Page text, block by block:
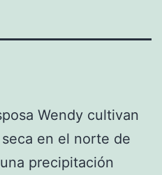
Wendy cultivan
en el norte de
precipitación